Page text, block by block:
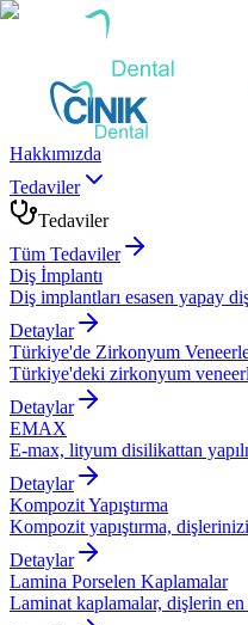
Hakkımızda
Tedaviler
Tedaviler
Tüm Tedaviler
Diş İmplantı
Diş implantları esasen yapay
Detaylar
Türkiye'de Zirkonyum
Türkiye'deki zirkonyum
Detaylar
EMAX
E-max, lityum disilikattan
Detaylar
Kompozit Yapıştırma
Kompozit yapıştırma,
Detaylar
Lamina Porselen Kaplamalar
Laminat kaplamalar, dişlerin